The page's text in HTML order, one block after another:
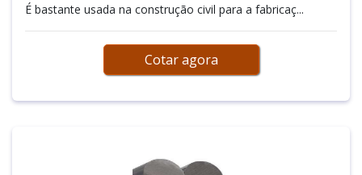
É bastante usada na construção civil para a fabricaç...
Cotar agora